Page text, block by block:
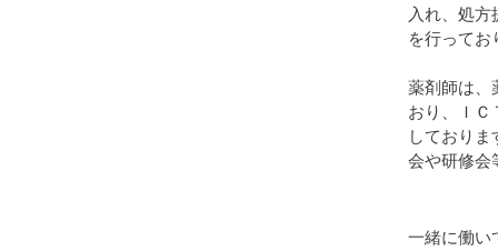
入れ、処
を行ってお
薬剤師は、
おり、ＩＣ
しており
会や研修会
一緒に働い